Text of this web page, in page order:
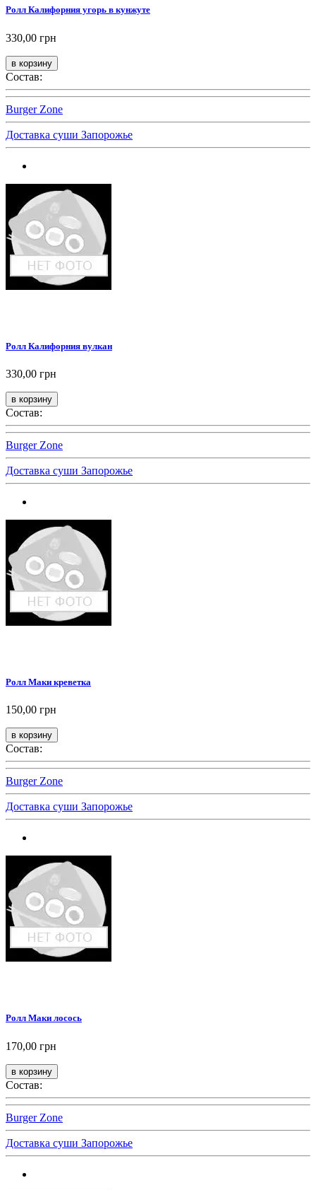
Ролл Калифорния угорь в кунжуте
330,00 грн
Состав:
Burger Zone
Доставка суши Запорожье
Ролл Калифорния вулкан
330,00 грн
Состав:
Burger Zone
Доставка суши Запорожье
Ролл Маки креветка
150,00 грн
Состав:
Burger Zone
Доставка суши Запорожье
Ролл Маки лосось
170,00 грн
Состав:
Burger Zone
Доставка суши Запорожье